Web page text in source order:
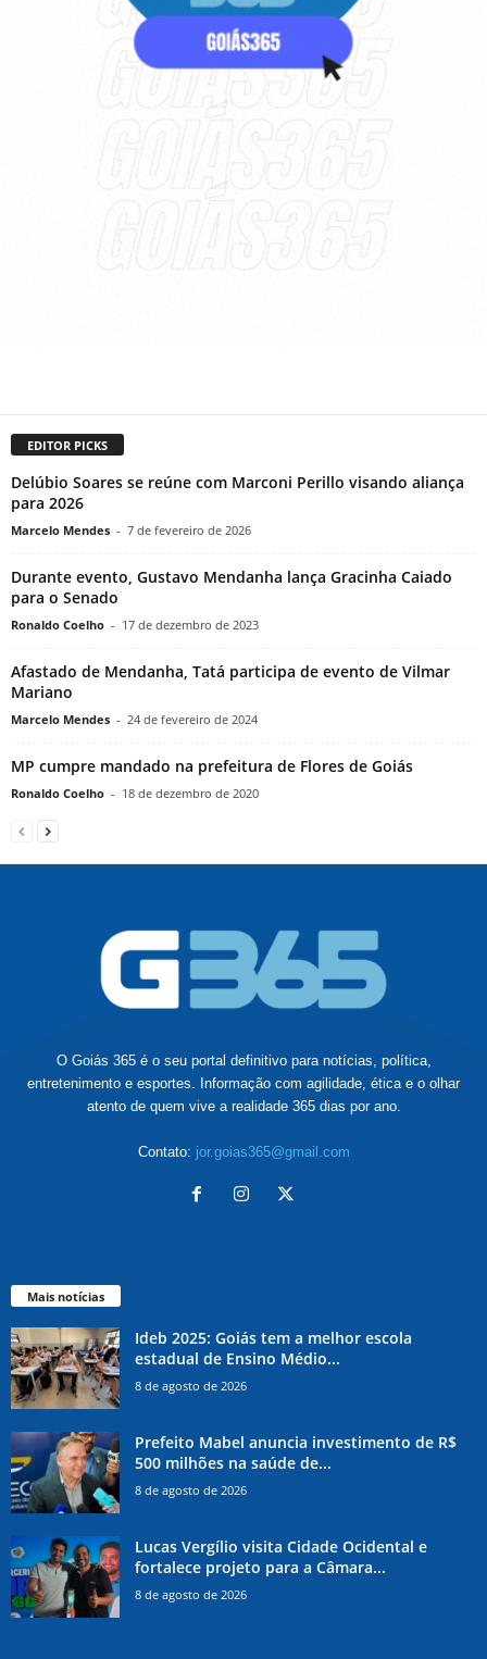
EDITOR PICKS
Delúbio Soares se reúne com Marconi Perillo visando aliança
para 2026
Marcelo Mendes - 7 de fevereiro de 2026
Durante evento, Gustavo Mendanha lança Gracinha Caiado
para o Senado
Ronaldo Coelho - 17 de dezembro de 2023
Afastado de Mendanha, Tatá participa de evento de Vilmar
Mariano
Marcelo Mendes - 24 de fevereiro de 2024
MP cumpre mandado na prefeitura de Flores de Goiás
Ronaldo Coelho - 18 de dezembro de 2020
O Goiás 365 é o seu portal definitivo para notícias, política,
entretenimento e esportes. Informação com agilidade, ética e o olhar
atento de quem vive a realidade 365 dias por ano.
Contato: jor.goias365@gmail.com
Mais notícias
Ideb 2025: Goiás tem a melhor escola
estadual de Ensino Médio...
8 de agosto de 2026
Prefeito Mabel anuncia investimento de R$
500 milhões na saúde de...
8 de agosto de 2026
Lucas Vergílio visita Cidade Ocidental e
fortalece projeto para a Câmara...
8 de agosto de 2026